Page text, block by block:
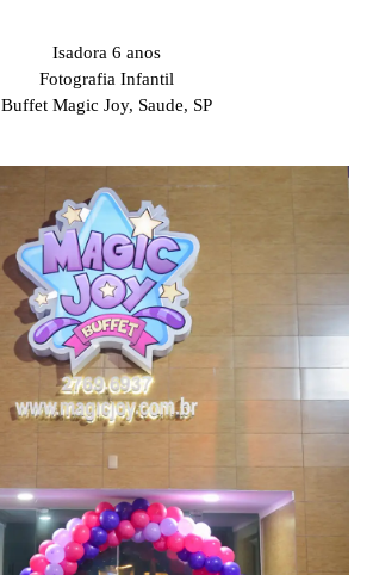
Isadora 6 anos
Fotografia Infantil
Buffet Magic Joy, Saude, SP